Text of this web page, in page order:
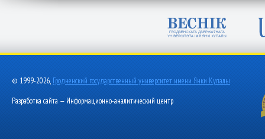
© 1999-2026, Гродненский государственный университет имени Янки Купалы
Разработка сайта — Информационно-аналитический центр